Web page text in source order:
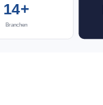
14+
Branchen